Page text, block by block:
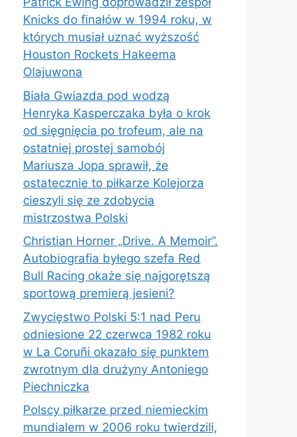
Knicks do finałów w 1994 roku, w
których musiał uznać wyższość
Houston Rockets Hakeema
Olajuwona
Biała Gwiazda pod wodzą
Henryka Kasperczaka była o krok
od sięgnięcia po trofeum, ale na
ostatniej prostej samobój
Mariusza Jopa sprawił, że
ostatecznie to piłkarze Kolejorza
cieszyli się ze zdobycia
mistrzostwa Polski
Christian Horner „Drive. A Memoir”.
Autobiografia byłego szefa Red
Bull Racing okaże się najgorętszą
sportową premierą jesieni?
Zwycięstwo Polski 5:1 nad Peru
odniesione 22 czerwca 1982 roku
w La Coruñi okazało się punktem
zwrotnym dla drużyny Antoniego
Piechniczka
Polscy piłkarze przed niemieckim
mundialem w 2006 roku twierdzili,